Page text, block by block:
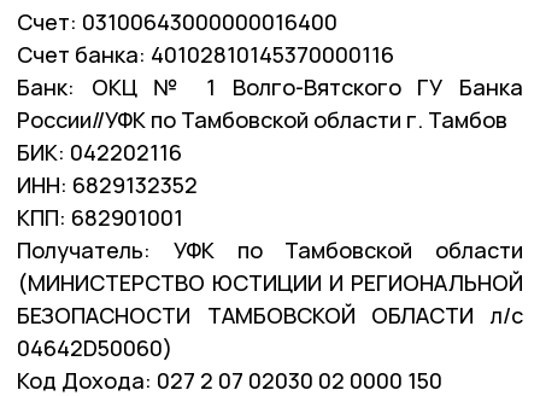
Счет: 03100643000000016400
Счет банка: 40102810145370000116
Банк: ОКЦ № 1 Волго-Вятского ГУ Банка
России//УФК по Тамбовской области г. Тамбов
БИК: 042202116
ИНН: 6829132352
КПП: 682901001
Получатель: УФК по Тамбовской области
(МИНИСТЕРСТВО ЮСТИЦИИ И РЕГИОНАЛЬНОЙ
БЕЗОПАСНОСТИ ТАМБОВСКОЙ ОБЛАСТИ л/с
04642D50060)
Код Дохода: 027 2 07 02030 02 0000 150